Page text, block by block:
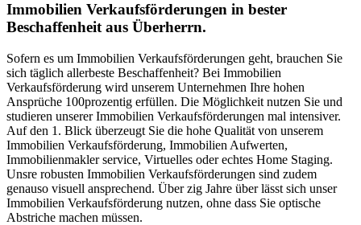
Immobilien Verkaufsförderungen in bester
Beschaffenheit aus Überherrn.
Sofern es um Immobilien Verkaufsförderungen geht, brauchen Sie
sich täglich allerbeste Beschaffenheit? Bei Immobilien
Verkaufsförderung wird unserem Unternehmen Ihre hohen
Ansprüche 100prozentig erfüllen. Die Möglichkeit nutzen Sie und
studieren unserer Immobilien Verkaufsförderungen mal intensiver.
Auf den 1. Blick überzeugt Sie die hohe Qualität von unserem
Immobilien Verkaufsförderung, Immobilien Aufwerten,
Immobilienmakler service, Virtuelles oder echtes Home Staging.
Unsre robusten Immobilien Verkaufsförderungen sind zudem
genauso visuell ansprechend. Über zig Jahre über lässt sich unser
Immobilien Verkaufsförderung nutzen, ohne dass Sie optische
Abstriche machen müssen.